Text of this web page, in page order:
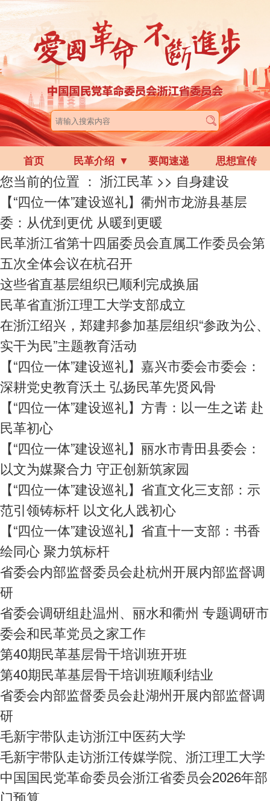
首页 民革介绍 ▼ 要闻速递 思想宣传
您当前的位置 ： 浙江民革 >> 自身建设
【“四位一体”建设巡礼】衢州市龙游县基层
委：从优到更优 从暖到更暖
民革浙江省第十四届委员会直属工作委员会第
五次全体会议在杭召开
这些省直基层组织已顺利完成换届
民革省直浙江理工大学支部成立
在浙江绍兴，郑建邦参加基层组织“参政为公、
实干为民”主题教育活动
【“四位一体”建设巡礼】嘉兴市委会市委会：
深耕党史教育沃土 弘扬民革先贤风骨
【“四位一体”建设巡礼】方青：以一生之诺 赴
民革初心
【“四位一体”建设巡礼】丽水市青田县委会：
以文为媒聚合力 守正创新筑家园
【“四位一体”建设巡礼】省直文化三支部：示
范引领铸标杆 以文化人践初心
【“四位一体”建设巡礼】省直十一支部：书香
绘同心 聚力筑标杆
省委会内部监督委员会赴杭州开展内部监督调
研
省委会调研组赴温州、丽水和衢州 专题调研市
委会和民革党员之家工作
第40期民革基层骨干培训班开班
第40期民革基层骨干培训班顺利结业
省委会内部监督委员会赴湖州开展内部监督调
研
毛新宇带队走访浙江中医药大学
毛新宇带队走访浙江传媒学院、浙江理工大学
中国国民党革命委员会浙江省委员会2026年部
门预算